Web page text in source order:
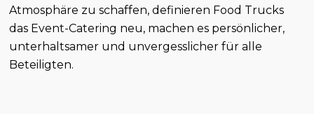
Atmosphäre zu schaffen, definieren Food Trucks
das Event-Catering neu, machen es persönlicher,
unterhaltsamer und unvergesslicher für alle
Beteiligten.